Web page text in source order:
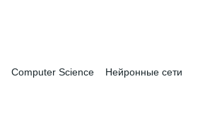
Computer Science Нейронные сети